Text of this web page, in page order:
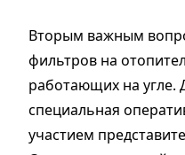
Вторым важным
фильтров на
работающих на угле.
специальная
участием